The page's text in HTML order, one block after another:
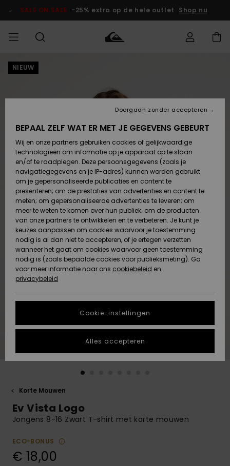
Productinformatie
SALE ON SALE -25% extra op de hele outlet Shop nu
HEREN
Accessoires
Schoenen &
Slippers
Surf /
Water
Snow
Nieuw
Highlights
JONGENS
Accessoires
Schoenen &
Slippers
Surf /
Water
Sneeuw
Nieuw
Highlights
DAMES
Highlights
Snow
SURF
Surf Shop
Highlights
Community
SNOW
Snow Shop
Dames
Snow Shop
Highlights
Gemeenschap
SALE ON
SALE
Kinderen
VROUW
OUTLET
Regio- En
Taalinstellingen
Nederlands
Retouren
Betaling
Giftcard
Quiksilver
Freedom
Gegevensbescherming
gesprek om het
snelste
vraag te
krijgen.
de meest
DUURZAAMHEID
STORE LOCATOR
VERLANGLIJST
NIEUW
Korte Mouwen
Ev Vista Logo
Jongens 8-16 Zwart T-shirt met korte mouwen
ECO-BONUS
€ 18,00
BEPAAL ZELF WAT ER MET JE GEGEVENS GEBEURT
Wij en onze partners gebruiken cookies of gelijkwaardige
technologieën om informatie op je apparaat op te slaan
en/of te raadplegen. Deze persoonsgegevens (zoals je
navigatiegegevens en je IP-adres) kunnen worden gebruikt
om je gepersonaliseerde publicaties en content te
presenteren; om de prestaties van advertenties en content te
meten; om gepersonaliseerde advertenties te leveren; om
meer te weten te komen over hun publiek; om de producten
van onze partners te ontwikkelen en te verbeteren. Je kunt je
keuzes aanpassen om cookies waarvoor je toestemming
nodig is al dan niet te accepteren, of je ertegen verzetten
wanneer het gaat om cookies waarvoor geen toestemming
nodig is (zoals bepaalde cookies voor publieksmeting). Ga
voor meer informatie naar ons cookiebeleid en
privacybeleid
Cookie-instellingen
Doorgaan zonder accepteren
Alles accepteren